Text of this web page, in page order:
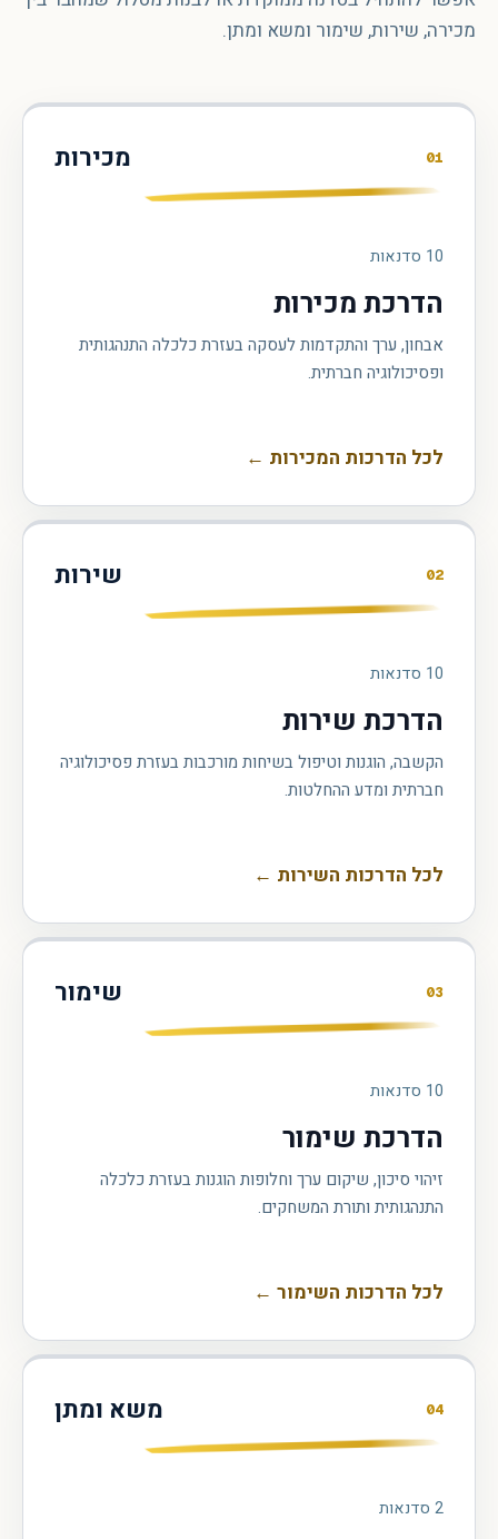
מכירה, שירות, שימור ומשא ומתן.
01 מכירות
10 סדנאות
הדרכת מכירות
אבחון, ערך והתקדמות לעסקה בעזרת כלכלה התנהגותית
ופסיכולוגיה חברתית.
לכל הדרכות המכירות ←
02 שירות
10 סדנאות
הדרכת שירות
הקשבה, הוגנות וטיפול בשיחות מורכבות בעזרת פסיכולוגיה
חברתית ומדע ההחלטות.
לכל הדרכות השירות ←
03 שימור
10 סדנאות
הדרכת שימור
זיהוי סיכון, שיקום ערך וחלופות הוגנות בעזרת כלכלה
התנהגותית ותורת המשחקים.
לכל הדרכות השימור ←
04 משא ומתן
2 סדנאות